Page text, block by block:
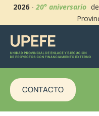
2026-20° aniversario
CONTACTO